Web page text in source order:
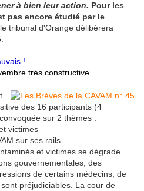
à bien leur action. Pour les
pas encore étudié par le
, le tribunal d'Orange délibérera
!
très constructive
des 16 participants (4
sur 2 thèmes :
victimes
sur ses rails
et victimes se dégrade
gouvernementales, des
de certains médecins, de
préjudiciables. La cour de